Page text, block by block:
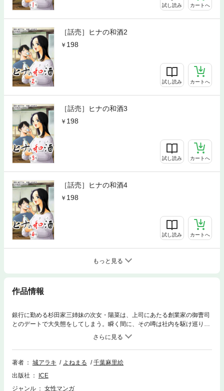
試し読み カートへ
［話売］ヒナの和酒2
198
試し読み カートへ
［話売］ヒナの和酒3
198
試し読み カートへ
［話売］ヒナの和酒4
198
試し読み カートへ
もっと見る
作品情報
銀行に勤める杉田家三姉妹の次女・陽菜は、上司にあたる創業家の御曹司
とのデートで大失態をしてしまう。瞬く間に、その噂は社内を駆け巡り、
辞職へと追い込まれる陽菜。失業した彼女が選んだ新しい人生は、かつて
祖父が営んだ居酒屋の復活。姉と三女、そして謎に満ちた隣人の協力を得
て、店の再興はなるのか…！
著者
城アラキ よねまる
千葉麻里絵
出版社
ICE
ジャンル
女性マンガ